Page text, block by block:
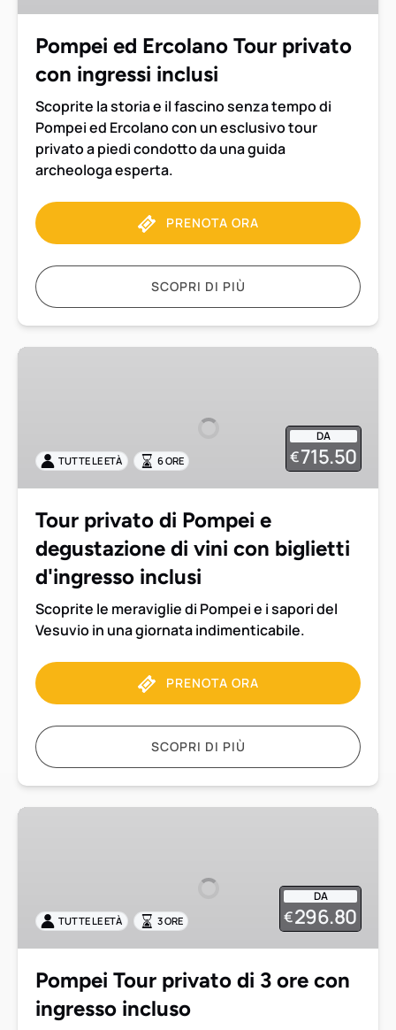
ingressi
Pompei ed Ercolano Tour privato
con ingressi inclusi
Scoprite la storia e il fascino senza tempo di
Pompei ed Ercolano con un esclusivo tour
privato a piedi condotto da una guida
archeologa esperta.
PRENOTA ORA
SCOPRI DI PIÙ
Tour
degustazione
di
con
biglietti
d'ingresso
inclusi
DA
€715.50
TUTTE LE ETÀ 6 ORE
Tour privato di Pompei e
degustazione di vini con biglietti
d'ingresso inclusi
Scoprite le meraviglie di Pompei e i sapori del
Vesuvio in una giornata indimenticabile.
PRENOTA ORA
SCOPRI DI PIÙ
Pompei
ore
con
incluso
DA
€296.80
TUTTE LE ETÀ 3 ORE
Pompei Tour privato di 3 ore con
ingresso incluso